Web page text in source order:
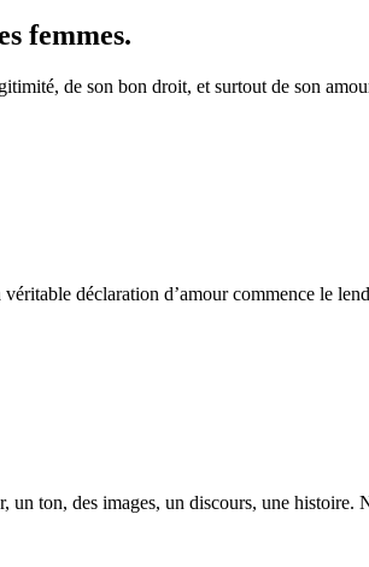
femmes.
de son bon droit, et surtout de son
déclaration d’amour commence le
ton, des images, un discours, une histoire.